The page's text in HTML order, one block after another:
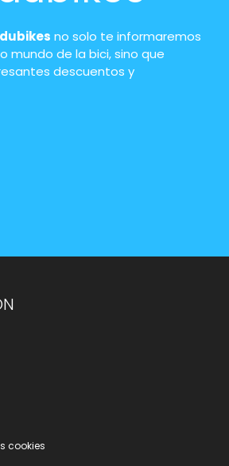
no solo te informaremos
mundo de la bici, sino que
descuentos y
cookies